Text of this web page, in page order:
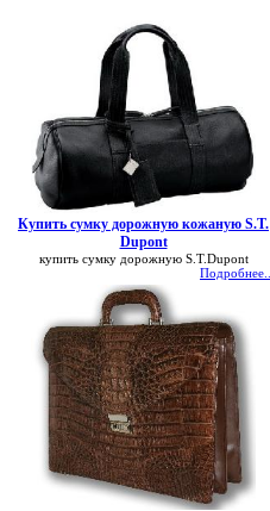
Купить сумку дорожную кожаную S.T.
Dupont
купить сумку дорожную S.T.Dupont
Подробнее...